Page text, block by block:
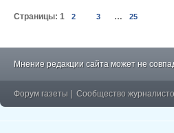
Страницы: 1 2 3 … 25
Мнение редакции сайта может не
Форум газеты Сообщество
�